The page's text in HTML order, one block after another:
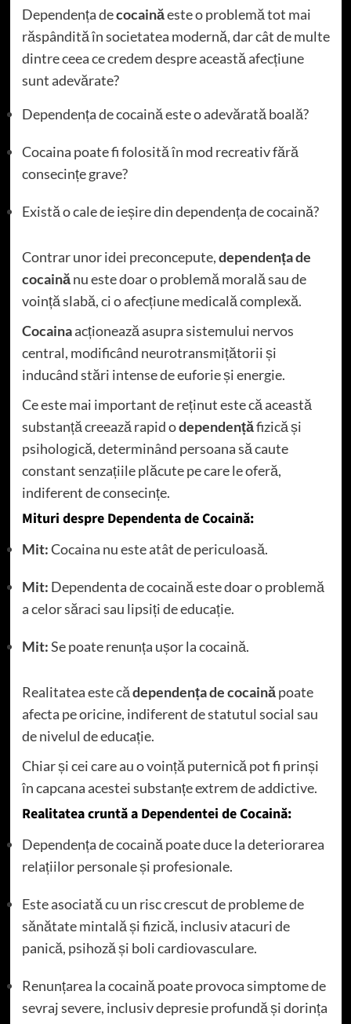
Dependența decocainăeste o problemă tot mai
răspândită în societatea modernă, dar cât de multe
dintre ceea ce credem despre această afecțiune
sunt adevărate?
Dependența de cocaină este o adevărată boală?
Cocaina poate fi folosită în mod recreativ fără
consecințe grave?
Există o cale de ieșire din dependența de cocaină?
Contrar unor idei preconcepute,dependența de
cocainănu este doar o problemă morală sau de
voință slabă, ci o afecțiune medicală complexă.
Cocainaacționează asupra sistemului nervos
central, modificând neurotransmițătorii și
inducând stări intense de euforie și energie.
Ce este mai important de reținut este că această
substanță creează rapid odependențăfizică și
psihologică, determinând persoana să caute
constant senzațiile plăcute pe care le oferă,
indiferent de consecințe.
Mituri despre Dependenta de Cocaină:
Mit:Cocaina nu este atât de periculoasă.
Mit: Dependenta de cocaină este doar o problemă
a celor săraci sau lipsiți de educație.
Mit:Se poate renunța ușor la cocaină.
Realitatea este cădependența de cocainăpoate
afecta pe oricine, indiferent de statutul social sau
de nivelul de educație.
Chiar și cei care au o voință puternică pot fi prinși
în capcana acestei substanțe extrem de addictive.
Realitatea cruntă a Dependentei de Cocaină:
Dependența de cocaină poate duce la deteriorarea
relațiilor personale și profesionale.
Este asociată cu un risc crescut de probleme de
sănătate mintală și fizică, inclusiv atacuri de
panică, psihoză și boli cardiovasculare.
Renunțarea la cocaină poate provoca simptome de
sevraj severe, inclusiv depresie profundă și dorința